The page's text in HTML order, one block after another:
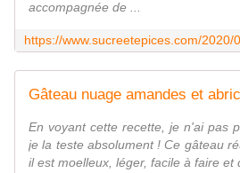
accompagnée de ...
En voyant cette recette, je n'ai pas
je la teste absolument ! Ce gâteau
il est moelleux, léger, facile à faire et